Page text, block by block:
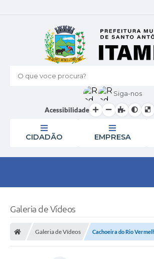
O que voce procura?
Siga-nos
Acessibilidade
CIDADÃO EMPRESA
Galeria de Vídeos
Galeria de Vídeos Cachoeira do Rio